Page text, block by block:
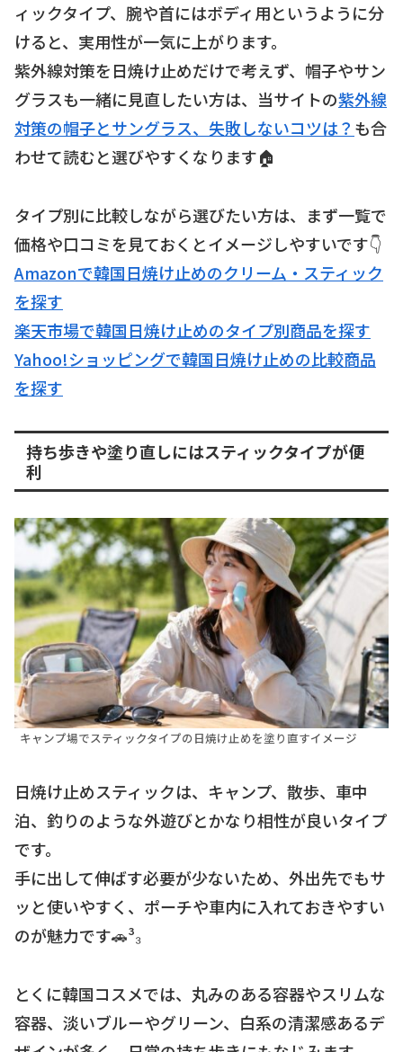
ィックタイプ、腕や首にはボディ用というように分
けると、実用性が一気に上がります。
紫外線対策を日焼け止めだけで考えず、帽子やサン
グラスも一緒に見直したい方は、当サイトの紫外線
対策の帽子とサングラス、失敗しないコツは？ も合
わせて読むと選びやすくなります🏠
タイプ別に比較しながら選びたい方は、まず一覧で
価格や口コミを見ておくとイメージしやすいです👇
Amazonで韓国日焼け止めのクリーム・スティック
を探す
楽天市場で韓国日焼け止めのタイプ別商品を探す
Yahoo!ショッピングで韓国日焼け止めの比較商品
を探す
持ち歩きや塗り直しにはスティックタイプが便
利
キャンプ場でスティックタイプの日焼け止めを塗り直すイメージ
日焼け止めスティックは、キャンプ、散歩、車中
泊、釣りのような外遊びとかなり相性が良いタイプ
です。
手に出して伸ばす必要が少ないため、外出先でもサ
ッと使いやすく、ポーチや車内に入れておきやすい
のが魅力です🚗³₃
とくに韓国コスメでは、丸みのある容器やスリムな
容器、淡いブルーやグリーン、白系の清潔感あるデ